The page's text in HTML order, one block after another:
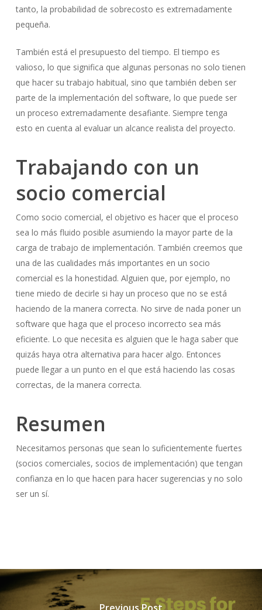
tanto, la probabilidad de sobrecosto es extremadamente
pequeña.
También está el presupuesto del tiempo. El tiempo es
valioso, lo que significa que algunas personas no solo tienen
que hacer su trabajo habitual, sino que también deben ser
parte de la implementación del software, lo que puede ser
un proceso extremadamente desafiante. Siempre tenga
esto en cuenta al evaluar un alcance realista del proyecto.
Trabajando con un
socio comercial
Como socio comercial, el objetivo es hacer que el proceso
sea lo más fluido posible asumiendo la mayor parte de la
carga de trabajo de implementación. También creemos que
una de las cualidades más importantes en un socio
comercial es la honestidad. Alguien que, por ejemplo, no
tiene miedo de decirle si hay un proceso que no se está
haciendo de la manera correcta. No sirve de nada poner un
software que haga que el proceso incorrecto sea más
eficiente. Lo que necesita es alguien que le haga saber que
quizás haya otra alternativa para hacer algo. Entonces
puede llegar a un punto en el que está haciendo las cosas
correctas, de la manera correcta.
Resumen
Necesitamos personas que sean lo suficientemente fuertes
(socios comerciales, socios de implementación) que tengan
confianza en lo que hacen para hacer sugerencias y no solo
ser un sí.
Previous Post